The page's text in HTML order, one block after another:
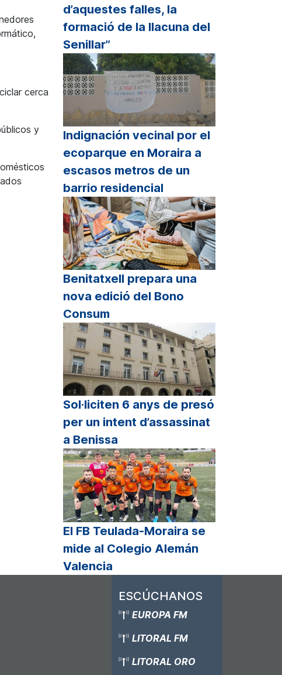
cerca
y
d’aquestes falles, la
formació de la llacuna del
Senillar”
Indignación vecinal por el
ecoparque en Moraira a
escasos metros de un
barrio residencial
Benitatxell prepara una
nova edició del Bono
Consum
Sol·liciten 6 anys de presó
per un intent d’assassinat
a Benissa
El FB Teulada-Moraira se
mide al Colegio Alemán
Valencia
ESCÚCHANOS
EUROPA FM
LITORAL FM
LITORAL ORO